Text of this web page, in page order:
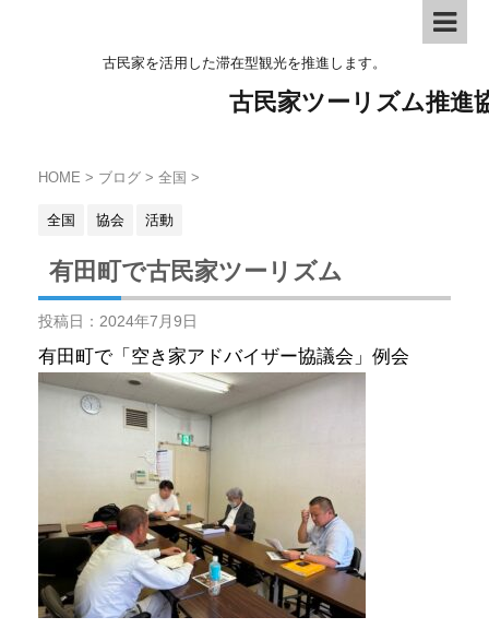
古民家を活用した滞在型観光を推進します。
古民家ツーリズム推進
HOME > ブログ > 全国 >
全国 協会 活動
有田町で古民家ツーリズム
投稿日： 2024年7月9日
有田町で「空き家アドバイザー協議会」例会